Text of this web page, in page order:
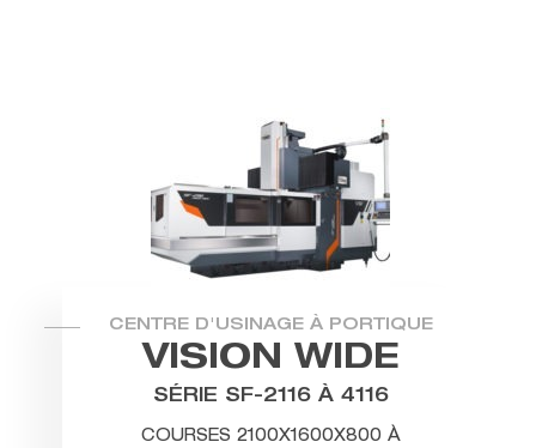
CENTRE D'USINAGE À PORTIQUE
VISION WIDE
SÉRIE SF-2116 À 4116
COURSES 2100X1600X800 À